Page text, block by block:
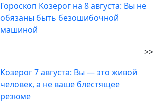
Гороскоп Козерог на 8 августа: Вы не
обязаны быть безошибочной
машиной
>>
Козерог 7 августа: Вы — это живой
человек, а не ваше блестящее
резюме